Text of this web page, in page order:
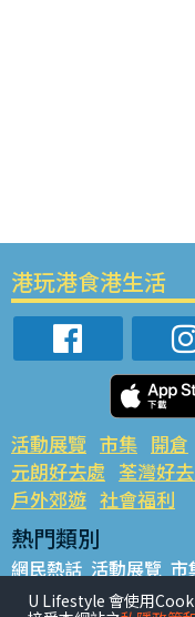
港玩港食港生活
活動展覽 市集 開倉
元朗好去處 荃灣好
戶外郊遊 社會福利
熱門類別
網民熱話 活動展覽 市
銅鑼灣好去處 元朗好
U Lifestyle 會使用